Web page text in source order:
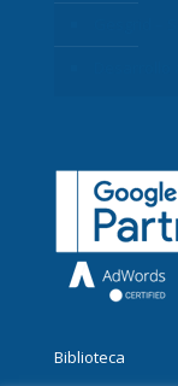
Biblioteca